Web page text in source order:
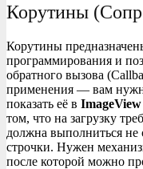
Корутины
Корутины
программирования и
обратного вызова
применения — вам
показать её в ImageView
том, что на загрузку
должна выполниться не
строчки. Нужен
после которой можно